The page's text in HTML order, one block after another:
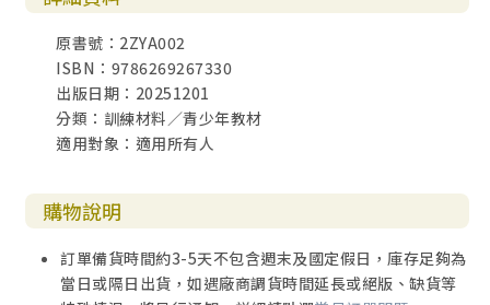
原書號：2ZYA002
ISBN：9786269267330
出版日期：20251201
分類：訓練材料／青少年教材
適用對象：適用所有人
購物說明
訂單備貨時間約3-5天不包含週末及國定假日，庫存足夠為
當日或隔日出貨，如遇廠商調貨時間延長或絕版、缺貨等